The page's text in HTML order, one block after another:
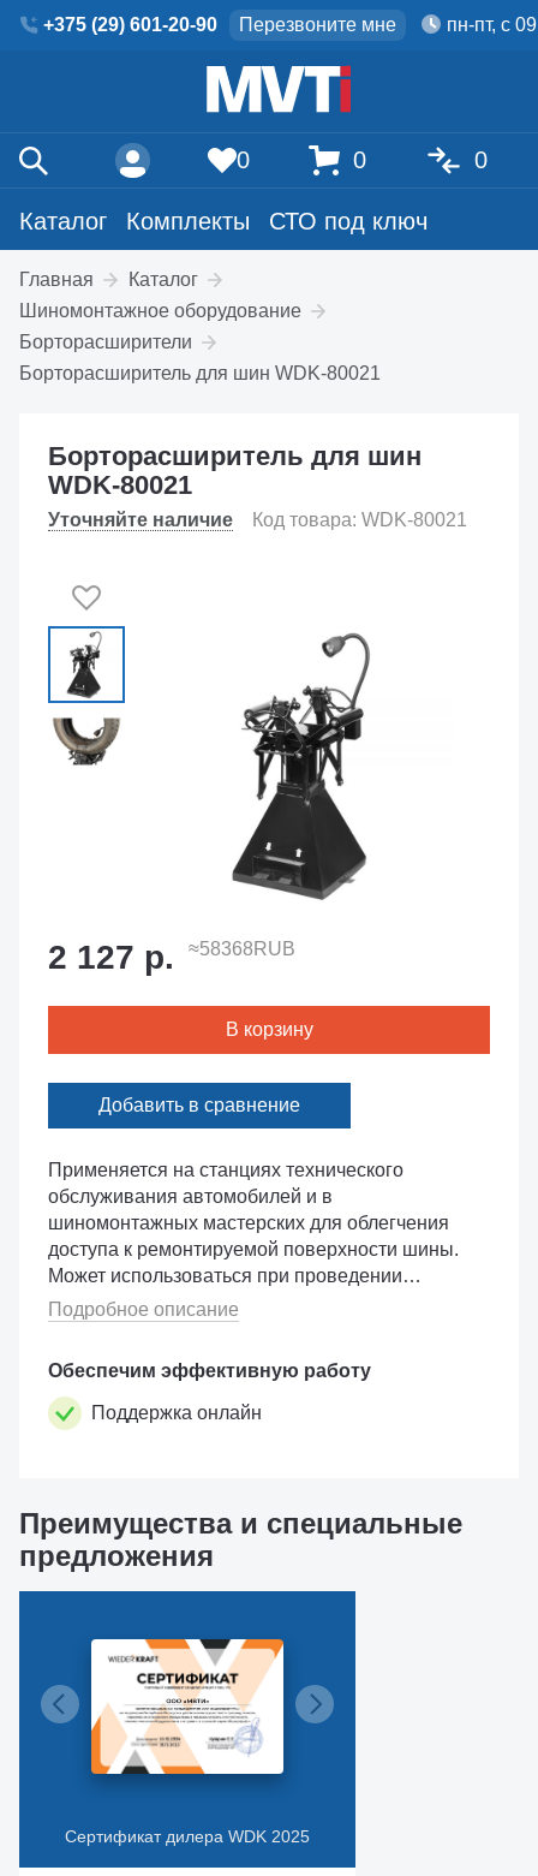
+375 (29) 601-20-90 Перезвоните мне пн-пт, с
Каталог Комплекты СТО под ключ
0 0 0
Главная
Каталог
Шиномонтажное оборудование
Борторасширители
Борторасширитель для шин WDK-80021
Борторасширитель для шин
WDK-80021
Уточняйте наличие Код товара: WDK-80021
Применяется на станциях технического
обслуживания автомобилей и в
шиномонтажных мастерских для облегчения
доступа к ремонтируемой поверхности шины.
Может использоваться при проведении
осмотра, шлифования, очистки от грязи,
установке внутренней камеры и �...
Подробное описание
Обеспечим эффективную работу
Поддержка онлайн
2 127 р. ≈58368RUB
В корзину
Добавить в сравнение
Преимущества и специальные
предложения
Сертификат дилера WDK 2025